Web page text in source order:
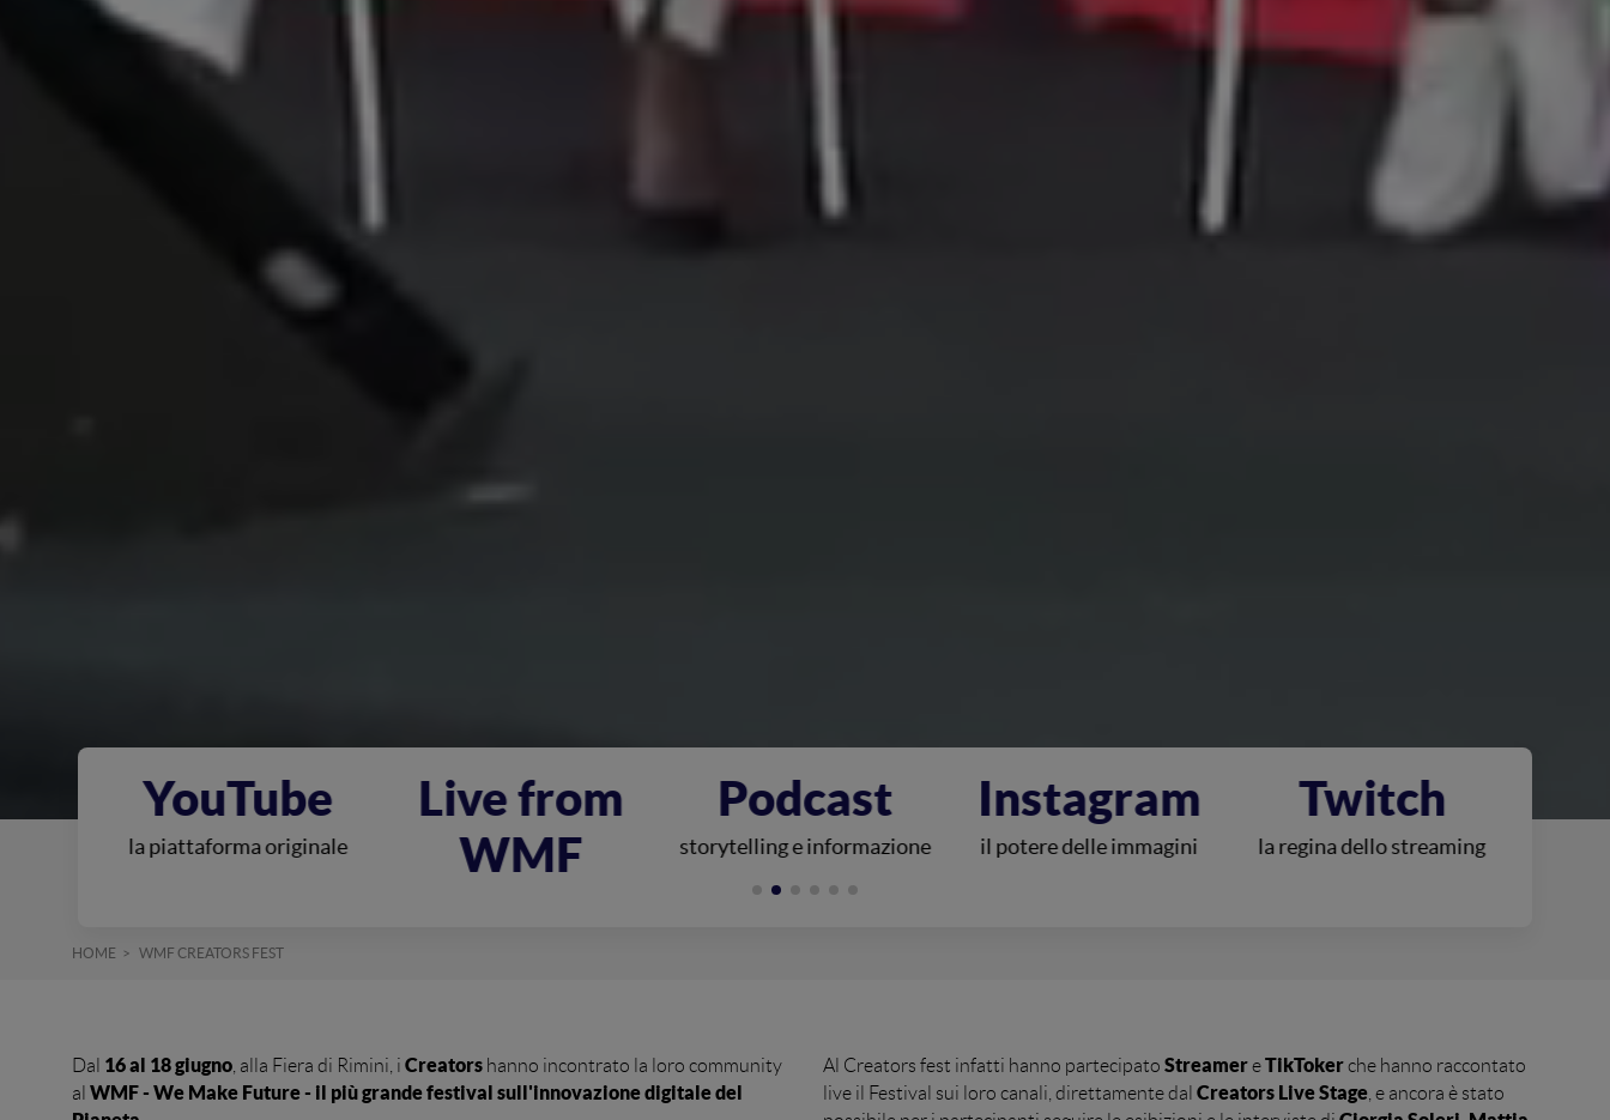
Live from
WMF
Podcast
storytelling e informazione
Instagram
il potere delle immagini
Twitch
la regina dello streaming
TikTok
nuovi creators e formati
HOME WMF CREATORS FEST
Dal 16 al 18 giugno , alla Fiera di Rimini, i Creators hanno incontrato la loro community
al WMF - We Make Future - il più grande festival sull'innovazione digitale del
Al Creators fest infatti hanno partecipato StreamereTikTokerche hanno raccontato
live il Festival sui loro canali, direttamente dal Creators Live Stage , e ancora è stato